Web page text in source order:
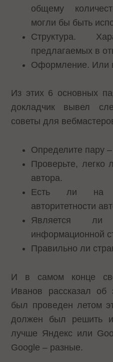
общему
могли бы быть
Структура.
предлагаемых в
Оформление. Или
Из этих 6 основных
докладчик вывел
советы для
Определите пару
Проверьте, легко
автора.
Есть ли на
авторитетности
Является ли
информационной
Правильно ли
И в самом конце
Иванов рассказал об
был проведен летом
должен был решить
лучше Яндекс или
Google – разные.